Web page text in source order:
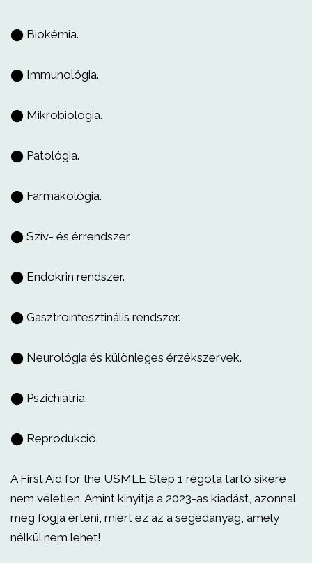
⬤ Biokémia.
⬤ Immunológia.
⬤ Mikrobiológia.
⬤ Patológia.
⬤ Farmakológia.
⬤ Szív- és érrendszer.
⬤ Endokrin rendszer.
⬤ Gasztrointesztinális rendszer.
⬤ Neurológia és különleges érzékszervek.
⬤ Pszichiátria.
⬤ Reprodukció.
A First Aid for the USMLE Step 1 régóta tartó sikere
nem véletlen. Amint kinyitja a 2023-as kiadást, azonnal
meg fogja érteni, miért ez az a segédanyag, amely
nélkül nem lehet!